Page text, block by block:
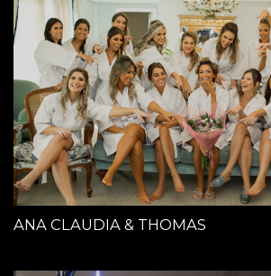
ANA CLAUDIA & THOMAS